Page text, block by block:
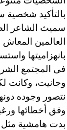
بالتأكيد شخصية
سميث الشاعر
العالمين
بانهزاميتها
فى المجتمع
وجانيت، وكانت
نتصور وجوده
وفق أخطائها
بدت هامشية مثل